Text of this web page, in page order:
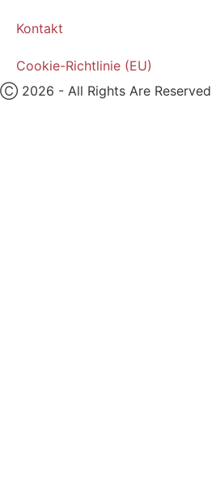
Kontakt
Cookie-Richtlinie (EU)
Ⓒ 2026 - All Rights Are Reserved